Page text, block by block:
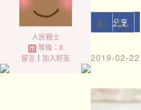
人民戰士
等級：8
留言｜ 加入好友
分享
A- A+
2019-02-